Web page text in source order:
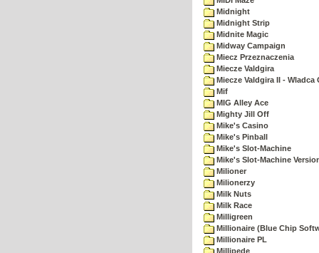
Midnight
Midnight Strip
Midnite Magic
Midway Campaign
Miecz Przeznaczenia
Miecze Valdgira
Miecze Valdgira II - Wladca
Mif
MIG Alley Ace
Mighty Jill Off
Mike's Casino
Mike's Pinball
Mike's Slot-Machine
Mike's Slot-Machine
Milioner
Milionerzy
Milk Nuts
Milk Race
Milligreen
Millionaire (Blue Chip
Millionaire PL
Millipede